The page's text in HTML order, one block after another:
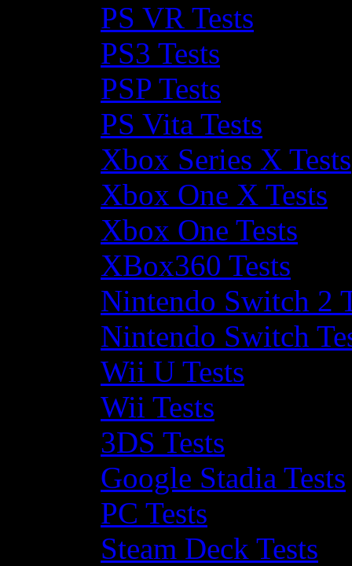
PS VR Tests
PS3 Tests
PSP Tests
PS Vita Tests
Xbox Series X Tests
Xbox One X Tests
Xbox One Tests
XBox360 Tests
Nintendo Switch 2
Nintendo Switch
Wii U Tests
Wii Tests
3DS Tests
Google Stadia Tests
PC Tests
Steam Deck Tests